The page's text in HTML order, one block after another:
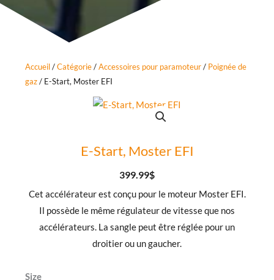
Accueil/Catégorie/Accessoires pour paramoteur/ Poignée de
gaz/ E-Start, Moster EFI
E-Start, Moster EFI
399.99$
Cet accélérateur est conçu pour le moteur Moster EFI.
Il possède le même régulateur de vitesse que nos
accélérateurs. La sangle peut être réglée pour un
droitier ou un gaucher.
Size
quantité